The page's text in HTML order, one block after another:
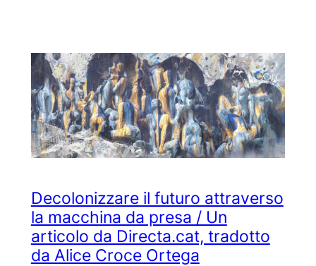
Decolonizzare il futuro attraverso
la macchina da presa / Un
articolo da Directa.cat, tradotto
da Alice Croce Ortega